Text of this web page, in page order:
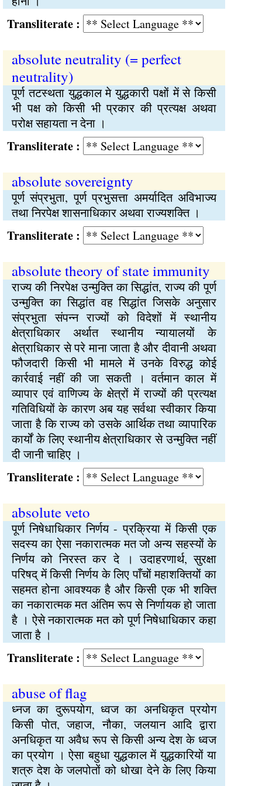
:
absolute neutrality (= perfect
neutrality)
पूर्ण तटस्थता युद्धकाल मे युद्धकारी पक्षों में से किसी
भी पक्ष को किसी भी प्रकार की प्रत्यक्ष अथवा
परोक्ष सहायता न देना ।
:
absolute sovereignty
पूर्ण संप्रभुता, पूर्ण प्रभुसत्ता अमर्यादित अविभाज्य
तथा निरपेक्ष शासनाधिकार अथवा राज्यशक्ति ।
:
absolute theory of state immunity
राज्य की निरपेक्ष उन्मुक्ति का सिद्धांत, राज्य की पूर्ण
उन्मुक्ति का सिद्धांत वह सिद्धांत जिसके अनुसार
संप्रभुता संपन्न राज्यों को विदेशों में स्थानीय
क्षेत्राधिकार अर्थात स्थानीय न्यायालयों के
क्षेत्राधिकार से परे माना जाता है और दीवानी अथवा
फौजदारी किसी भी मामले में उनके विरुद्ध कोई
कार्रवाई नहीं की जा सकती । वर्तमान काल में
व्यापार एवं वाणिज्य के क्षेत्रों में राज्यों की प्रत्यक्ष
गतिविधियों के कारण अब यह सर्वथा स्वीकार किया
जाता है कि राज्य को उसके आर्थिक तथा व्यापारिक
कार्यों के लिए स्थानीय क्षेत्राधिकार से उन्मुक्ति नहीं
दी जानी चाहिए ।
:
absolute veto
पूर्ण निषेधाधिकार निर्णय - प्रक्रिया में किसी एक
सदस्य का ऐसा नकारात्मक मत जो अन्य सहस्यों के
निर्णय को निरस्त कर दे । उदाहरणार्थ, सुरक्षा
परिषद् में किसी निर्णय के लिए पाँचों महाशक्तियों का
सहमत होना आवश्यक है और किसी एक भी शक्ति
का नकारात्मक मत अंतिम रूप से निर्णायक हो जाता
है । ऐसे नकारात्मक मत को पूर्ण निषेधाधिकार कहा
जाता है ।
:
abuse of flag
ध्नज का दुरूपयोग, ध्वज का अनधिकृत प्रयोग
किसी पोत, जहाज, नौका, जलयान आदि द्वारा
अनधिकृत या अवैध रूप से किसी अन्य देश के ध्वज
का प्रयोग । ऐसा बहुधा युद्धकाल में युद्धकारियों या
शत्रु देश के जलपोतों को धोखा देने के लिए किया